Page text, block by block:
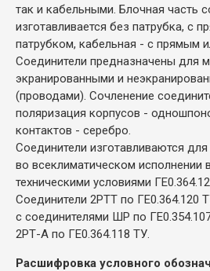
так и кабельными. Блочная часть
изготавливается без патрубка, с
патрубком, кабельная - с прямым
Соединители предназначены для
экранированными и
(проводами). Сочленение
поляризация корпусов -
контактов - серебро.
Соединители изготавливаются
во всеклиматическом исполнении
техническими условиями
Соединители 2РТТ по ГЕ0.364.120
с соединителями ШР по
2РТ-А по ГЕ0.364.118 ТУ.
Расшифровка условного